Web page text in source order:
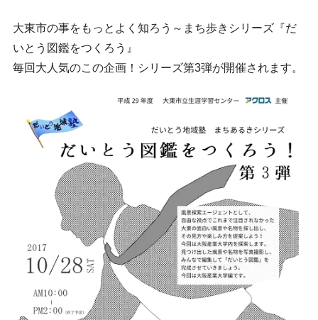
大東市の事をもっとよく知ろう～まち歩きシリーズ『だ
いとう図鑑をつくろう』
毎回大人気のこの企画！シリーズ第3弾が開催されます。